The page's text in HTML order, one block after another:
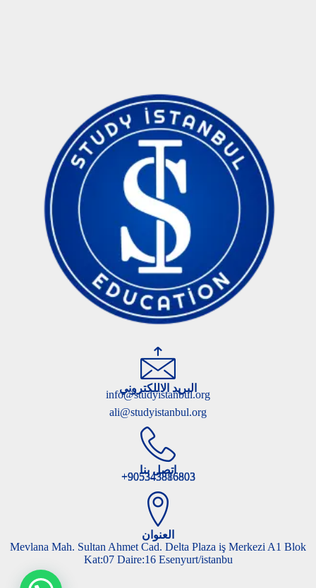
البريد الاللكتروني
info@studyistanbul.org
ali@studyistanbul.org
اتصل بنا
905343816803+
905343886803+
العنوان
Mevlana Mah. Sultan Ahmet Cad. Delta Plaza iş Merkezi A1 Blok
Kat:07 Daire:16 Esenyurt/istanbu